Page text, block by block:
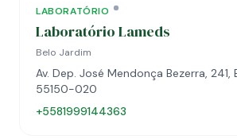
LABORATÓRIO
Laboratório Lameds
Belo Jardim
Av. Dep. José Mendonça Bezerra, 241,
55150-020
+5581999144363